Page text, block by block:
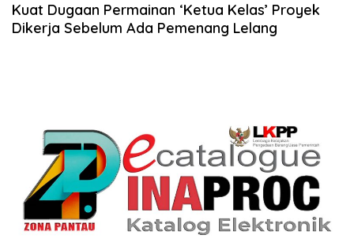
Kuat Dugaan Permainan ‘Ketua Kelas’ Proyek
Dikerja Sebelum Ada Pemenang Lelang